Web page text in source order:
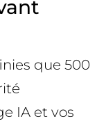
que 500
IA et vos